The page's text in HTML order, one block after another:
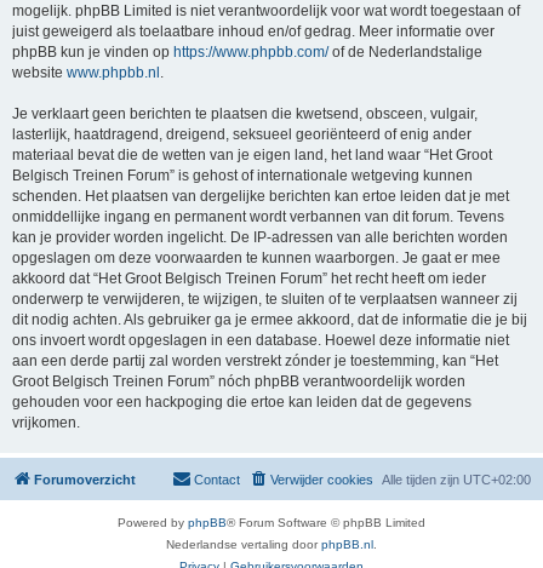
mogelijk. phpBB Limited is niet verantwoordelijk voor wat wordt toegestaan of
juist geweigerd als toelaatbare inhoud en/of gedrag. Meer informatie over
phpBB kun je vinden op https://www.phpbb.com/of de Nederlandstalige
website www.phpbb.nl .
Je verklaart geen berichten te plaatsen die kwetsend, obsceen, vulgair,
lasterlijk, haatdragend, dreigend, seksueel georiënteerd of enig ander
materiaal bevat die de wetten van je eigen land, het land waar “Het Groot
Belgisch Treinen Forum” is gehost of internationale wetgeving kunnen
schenden. Het plaatsen van dergelijke berichten kan ertoe leiden dat je met
onmiddellijke ingang en permanent wordt verbannen van dit forum. Tevens
kan je provider worden ingelicht. De IP-adressen van alle berichten worden
opgeslagen om deze voorwaarden te kunnen waarborgen. Je gaat er mee
akkoord dat “Het Groot Belgisch Treinen Forum” het recht heeft om ieder
onderwerp te verwijderen, te wijzigen, te sluiten of te verplaatsen wanneer zij
dit nodig achten. Als gebruiker ga je ermee akkoord, dat de informatie die je bij
ons invoert wordt opgeslagen in een database. Hoewel deze informatie niet
aan een derde partij zal worden verstrekt zónder je toestemming, kan “Het
Groot Belgisch Treinen Forum” nóch phpBB verantwoordelijk worden
gehouden voor een hackpoging die ertoe kan leiden dat de gegevens
vrijkomen.
Forumoverzicht Alle tijden zijn UTC+02:00
Verwijder cookies
Contact
Powered by phpBB® Forum Software © phpBB Limited
Nederlandse vertaling doorphpBB.nl